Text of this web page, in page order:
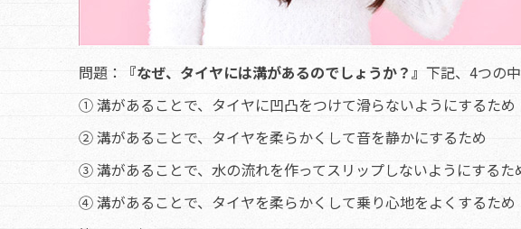
問題： 『なぜ、タイヤには溝があるのでしょうか？』 下記、4つの
① 溝があることで、タイヤに凹凸をつけて滑らないようにするため
② 溝があることで、タイヤを柔らかくして音を静かにするため
③ 溝があることで、水の流れを作ってスリップしないようにするた
④ 溝があることで、タイヤを柔らかくして乗り心地をよくするため